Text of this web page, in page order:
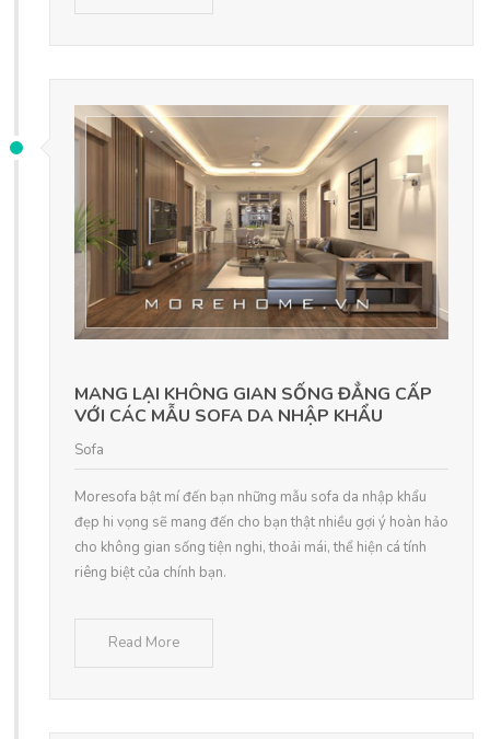
MANG LẠI KHÔNG GIAN SỐNG ĐẲNG CẤP
VỚI CÁC MẪU SOFA DA NHẬP KHẨU
Sofa
Moresofa bật mí đến bạn những mẫu sofa da nhập khẩu
đẹp hi vọng sẽ mang đến cho bạn thật nhiều gợi ý hoàn hảo
cho không gian sống tiện nghi, thoải mái, thể hiện cá tính
riêng biệt của chính bạn.
Read More